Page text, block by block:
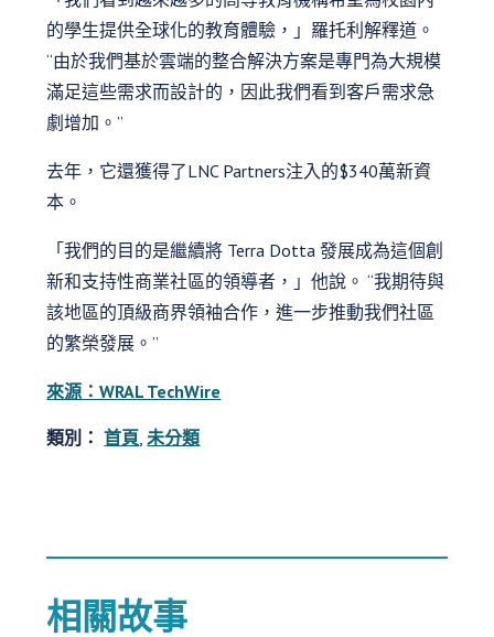
的學生提供全球化的教育體驗，」羅托利解釋道。
“由於我們基於雲端的整合解決方案是專門為大規模
滿足這些需求而設計的，因此我們看到客戶需求急
劇增加。”
去年，它還獲得了LNC Partners注入的$340萬新資
本。
「我們的目的是繼續將 Terra Dotta 發展成為這個創
新和支持性商業社區的領導者，」他說。 “我期待與
該地區的頂級商界領袖合作，進一步推動我們社區
的繁榮發展。”
來源：WRAL TechWire
類別： 首頁 未分類
相關故事